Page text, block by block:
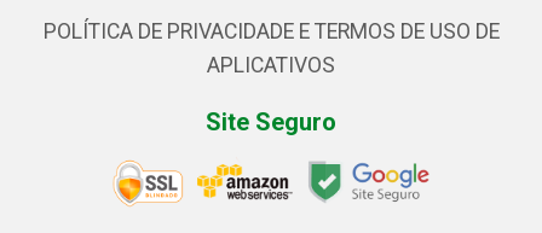
POLÍTICA DE PRIVACIDADE E TERMOS DE USO DE
APLICATIVOS
Site Seguro